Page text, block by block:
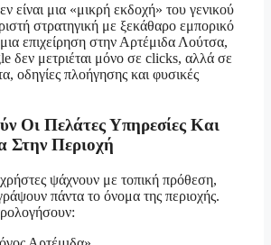
είναι μια «μικρή εκδοχή» του γενικού
στρατηγική με ξεκάθαρο εμπορικό
επιχείρηση στην Αρτέμιδα Λούτσα,
δεν μετριέται μόνο σε clicks, αλλά σε
οδηγίες πλοήγησης και φυσικές
Οι Πελάτες Υπηρεσίες Και
Στην Περιοχή
ψάχνουν με τοπική πρόθεση,
πάντα το όνομα της περιοχής.